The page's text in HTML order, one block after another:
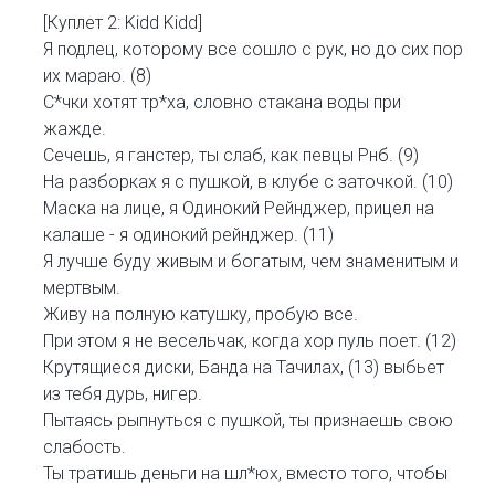
[Куплет 2: Kidd Kidd]
Я подлец, которому все сошло с рук, но до сих пор
их мараю. (8)
С*чки хотят тр*ха, словно стакана воды при
жажде.
Сечешь, я ганстер, ты слаб, как певцы Рнб. (9)
На разборках я с пушкой, в клубе с заточкой. (10)
Маска на лице, я Одинокий Рейнджер, прицел на
калаше - я одинокий рейнджер. (11)
Я лучше буду живым и богатым, чем знаменитым и
мертвым.
Живу на полную катушку, пробую все.
При этом я не весельчак, когда хор пуль поет. (12)
Крутящиеся диски, Банда на Тачилах, (13) выбьет
из тебя дурь, нигер.
Пытаясь рыпнуться с пушкой, ты признаешь свою
слабость.
Ты тратишь деньги на шл*юх, вместо того, чтобы